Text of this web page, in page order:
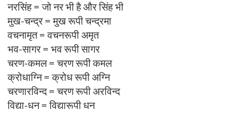
नरसिंह = जो नर भी है और सिंह भी
मुख-चन्द्र = मुख रूपी चन्द्रमा
वचनामृत = वचनरूपी अमृत
भव-सागर = भव रूपी सागर
चरण-कमल = चरण रूपी कमल
क्रोधाग्नि = क्रोध रूपी अग्नि
चरणारविन्द = चरण रूपी अरविन्द
विद्या-धन = विद्यारूपी धन